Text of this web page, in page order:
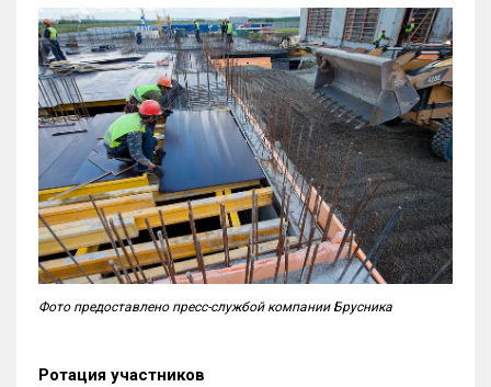
Фото предоставлено пресс-службой компании Брусника
Ротация участников